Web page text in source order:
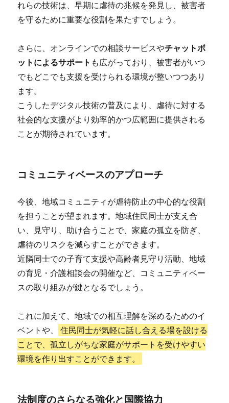
れらの技術は、早期に虐待の兆候を発見し、被害者
を守るために重要な役割を果たすでしょう。
さらに、オンラインでの相談サービスやチャットボ
ットによるサポート も広がっており、被害者がいつ
でもどこでも支援を受けられる環境が整いつつあり
ます。
こうしたデジタル技術の普及により、虐待に対する
社会的な支援がより効率的かつ広範囲に提供される
ことが期待されています。
コミュニティベースのアプローチ
今後、地域コミュニティが虐待防止の中心的な役割
を担うことが望まれます。地域住民同士が支え合
い、見守り、助け合うことで、家庭の孤立を防ぎ、
虐待のリスクを減らすことができます。
近隣同士での子育て支援や高齢者見守り活動、地域
の育児・介護相談会の開催など、コミュニティベー
スの取り組みが鍵となるでしょう。
これに加えて、地域での相互理解を深めるためのイ
ベントや、
住民同士が気軽に話し合える場を設ける
ことで、孤立しがちな家庭がサポートを受けやすい
環境を作り出すことができます。
法制度のさらなる強化と国際協力